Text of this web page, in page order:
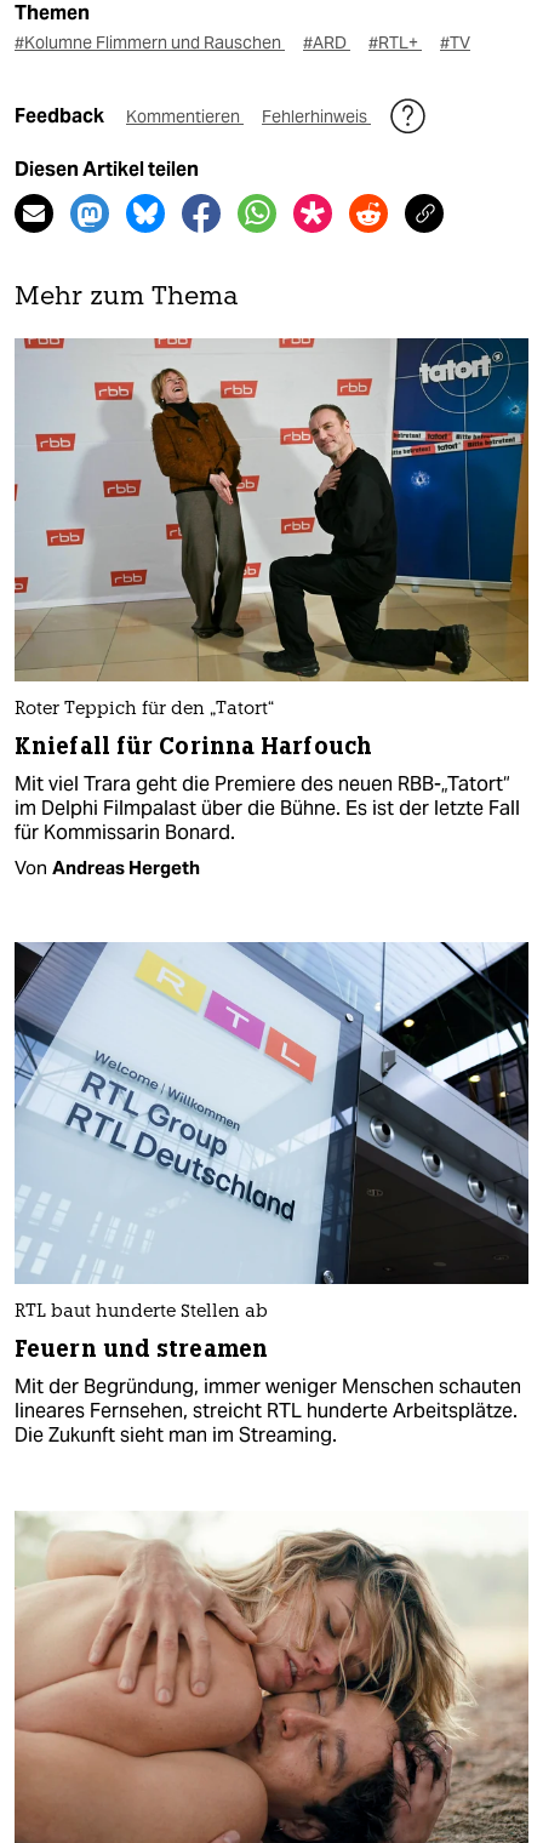
Themen
#Kolumne Flimmern und Rauschen #ARD #RTL+ #TV
Feedback Kommentieren Fehlerhinweis
Diesen Artikel teilen
Mehr zum Thema
Roter Teppich für den „Tatort“
Kniefall für Corinna Harfouch
Mit viel Trara geht die Premiere des neuen RBB-„Tatort“
im Delphi Filmpalast über die Bühne. Es ist der letzte Fall
für Kommissarin Bonard.
Von Andreas Hergeth
RTL baut hunderte Stellen ab
Feuern und streamen
Mit der Begründung, immer weniger Menschen schauten
lineares Fernsehen, streicht RTL hunderte Arbeitsplätze.
Die Zukunft sieht man im Streaming.